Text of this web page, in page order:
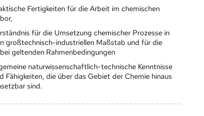
Fertigkeiten für die Arbeit im chemischen
für die Umsetzung chemischer Prozesse in
großtechnisch-industriellen Maßstab und für die
geltenden Rahmenbedingungen
naturwissenschaftlich-technische Kenntnisse
Fähigkeiten, die über das Gebiet der Chemie hinaus
sind.